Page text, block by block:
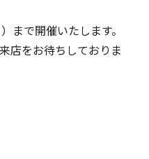
まで開催いたします。
店をお待ちしておりま